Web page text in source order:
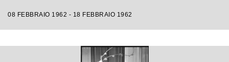
08 FEBBRAIO 1962 - 18 FEBBRAIO 1962